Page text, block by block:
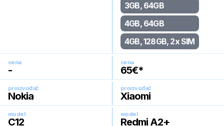
3GB, 64GB
4GB, 64GB
4GB, 128GB, 2x SIM
cena
-
cena
65€*
proizvođač
Nokia
proizvođač
Xiaomi
model
C12
model
Redmi A2+